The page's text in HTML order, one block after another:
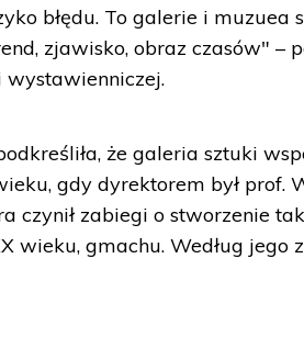
błędu. To galerie i muzuea
zjawisko, obraz czasów" –
wystawienniczej.
że galeria sztuki
gdy dyrektorem był prof.
czynił zabiegi o stworzenie
wieku, gmachu. Według